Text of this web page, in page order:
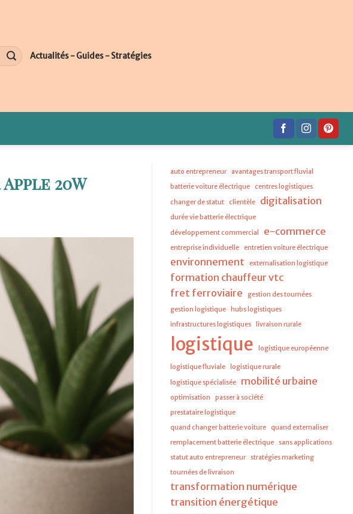
Actualités - Guides - Stratégies
20W
auto entrepreneur
avantages transport fluvial
batterie voiture électrique
centres logistiques
changer de statut
clientèle digitalisation
durée vie batterie électrique
développement commercial
e-commerce
entreprise individuelle entretien voiture électrique
environnement externalisation logistique
formation chauffeur vtc
fret ferroviaire
gestion des tournées
gestion logistique
hubs logistiques
infrastructures logistiques
livraison rurale
logistique logistique européenne
logistique fluviale
logistique rurale
logistique spécialisée
mobilité urbaine
optimisation
passer à société
prestataire logistique
quand changer batterie voiture
quand externaliser
remplacement batterie électrique
sans applications
statut auto entrepreneur
stratégies marketing
tournées de livraison
transformation numérique
transition énergétique